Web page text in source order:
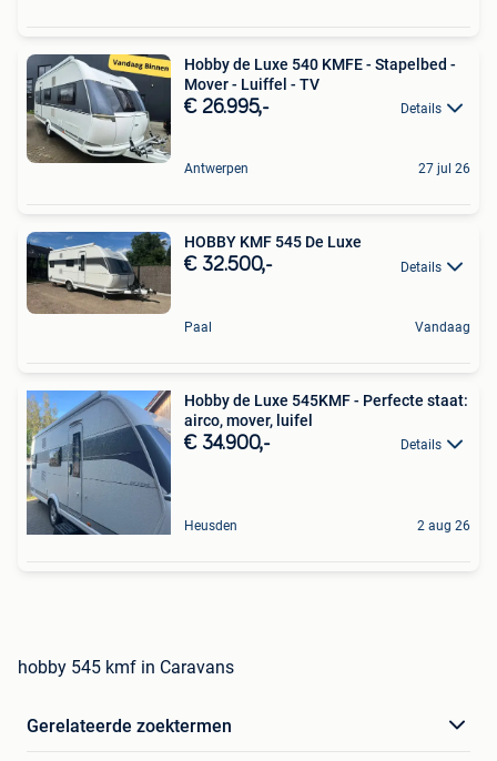
Hobby de Luxe 540 KMFE - Stapelbed -
Mover - Luiffel - TV
€ 26.995,- Details
Antwerpen 27 jul 26
HOBBY KMF 545 De Luxe
€ 32.500,- Details
Paal Vandaag
Hobby de Luxe 545KMF - Perfecte staat:
airco, mover, luifel
€ 34.900,- Details
Heusden 2 aug 26
hobby 545 kmf in Caravans
Gerelateerde zoektermen